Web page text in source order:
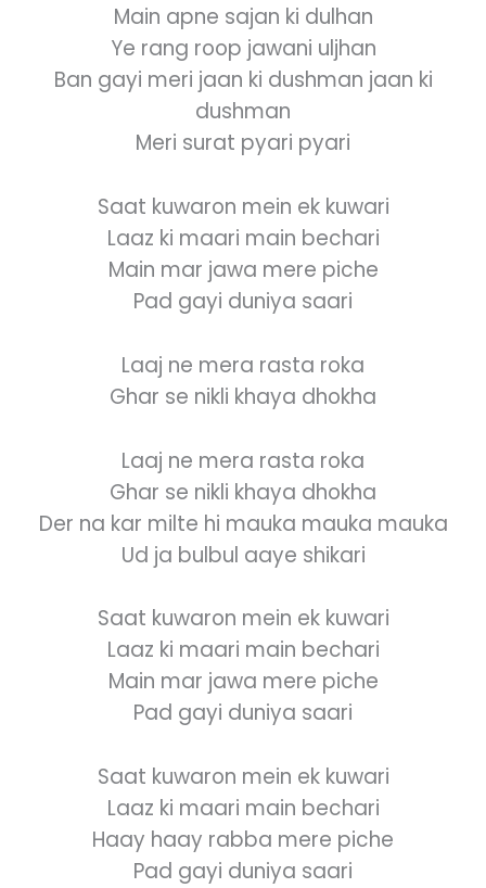
Main apne sajan ki dulhan
Ye rang roop jawani uljhan
Ban gayi meri jaan ki dushman jaan ki
dushman
Meri surat pyari pyari
Saat kuwaron mein ek kuwari
Laaz ki maari main bechari
Main mar jawa mere piche
Pad gayi duniya saari
Laaj ne mera rasta roka
Ghar se nikli khaya dhokha
Laaj ne mera rasta roka
Ghar se nikli khaya dhokha
Der na kar milte hi mauka mauka mauka
Ud ja bulbul aaye shikari
Saat kuwaron mein ek kuwari
Laaz ki maari main bechari
Main mar jawa mere piche
Pad gayi duniya saari
Saat kuwaron mein ek kuwari
Laaz ki maari main bechari
Haay haay rabba mere piche
Pad gayi duniya saari